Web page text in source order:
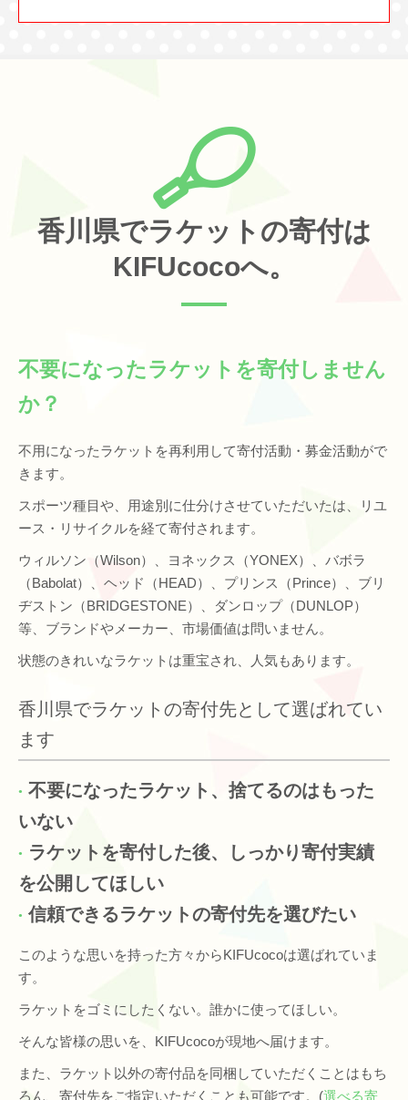
香川県でラケットの寄付は
KIFUcocoへ。
不要になったラケットを寄付しません
か？
不用になったラケットを再利用して寄付活動・募金活動がで
きます。
スポーツ種目や、用途別に仕分けさせていただいたは、リユ
ース・リサイクルを経て寄付されます。
ウィルソン（Wilson）、ヨネックス（YONEX）、バボラ
（Babolat）、ヘッド（HEAD）、プリンス（Prince）、ブリ
ヂストン（BRIDGESTONE）、ダンロップ（DUNLOP）
等、ブランドやメーカー、市場価値は問いません。
状態のきれいなラケットは重宝され、人気もあります。
香川県でラケットの寄付先として選ばれてい
ます
不要になったラケット、捨てるのはもった
いない
ラケットを寄付した後、しっかり寄付実績
を公開してほしい
信頼できるラケットの寄付先を選びたい
このような思いを持った方々からKIFUcocoは選ばれていま
す。
ラケットをゴミにしたくない。誰かに使ってほしい。
そんな皆様の思いを、KIFUcocoが現地へ届けます。
また、ラケット以外の寄付品を同梱していただくことはもち
ろん、寄付先をご指定いただくことも可能です。(選べる寄